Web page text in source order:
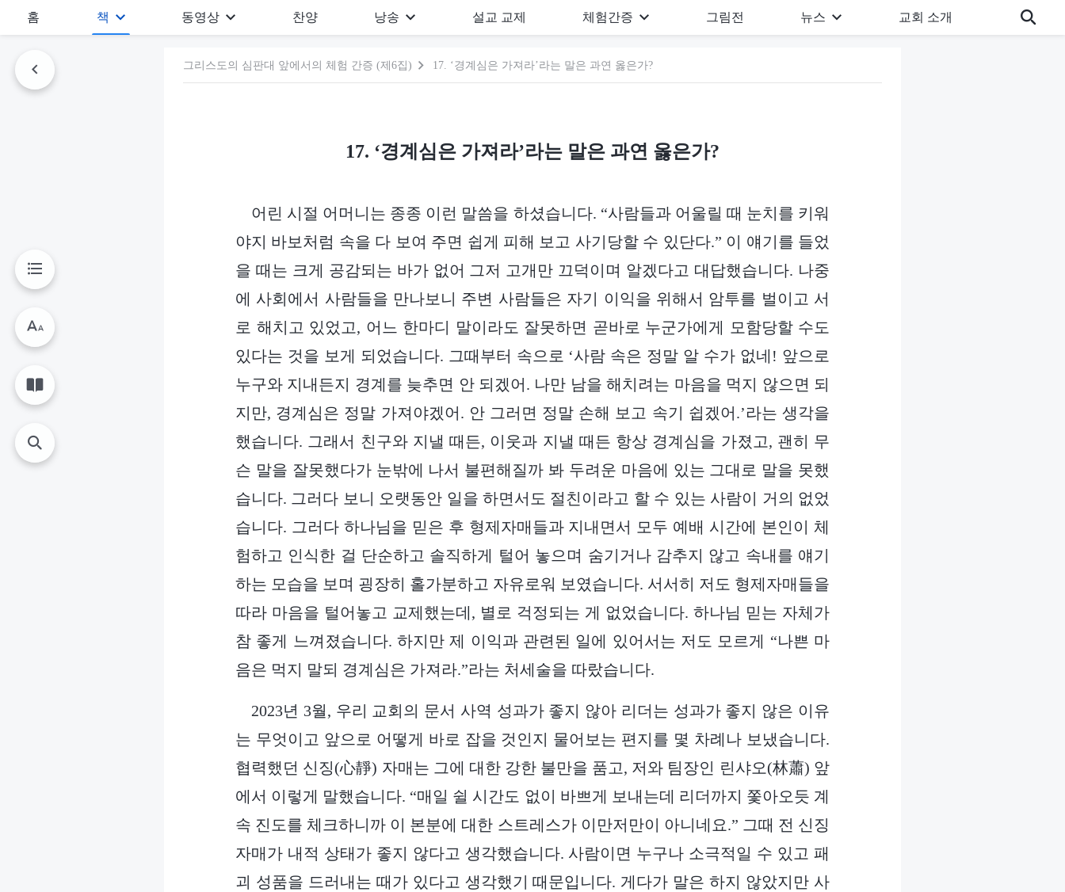
홈 책 동영상 찬양 낭송 설교 교제 체험간증 그림전 뉴스 교회 소개
그리스도의 심판대 앞에서의 체험 간증 (제6집) 17. ‘경계심은 가져라’라는 말은 과연 옳은가?
17. ‘경계심은 가져라’라는 말은 과연 옳은가?
어린 시절 어머니는 종종 이런 말씀을 하셨습니다. “사람들과 어울릴 때 눈치를 키워
야지 바보처럼 속을 다 보여 주면 쉽게 피해 보고 사기당할 수 있단다.” 이 얘기를 들었
을 때는 크게 공감되는 바가 없어 그저 고개만 끄덕이며 알겠다고 대답했습니다. 나중
에 사회에서 사람들을 만나보니 주변 사람들은 자기 이익을 위해서 암투를 벌이고 서
로 해치고 있었고, 어느 한마디 말이라도 잘못하면 곧바로 누군가에게 모함당할 수도
있다는 것을 보게 되었습니다. 그때부터 속으로 ‘사람 속은 정말 알 수가 없네! 앞으로
누구와 지내든지 경계를 늦추면 안 되겠어. 나만 남을 해치려는 마음을 먹지 않으면 되
지만, 경계심은 정말 가져야겠어. 안 그러면 정말 손해 보고 속기 쉽겠어.’라는 생각을
했습니다. 그래서 친구와 지낼 때든, 이웃과 지낼 때든 항상 경계심을 가졌고, 괜히 무
슨 말을 잘못했다가 눈밖에 나서 불편해질까 봐 두려운 마음에 있는 그대로 말을 못했
습니다. 그러다 보니 오랫동안 일을 하면서도 절친이라고 할 수 있는 사람이 거의 없었
습니다. 그러다 하나님을 믿은 후 형제자매들과 지내면서 모두 예배 시간에 본인이 체
험하고 인식한 걸 단순하고 솔직하게 털어 놓으며 숨기거나 감추지 않고 속내를 얘기
하는 모습을 보며 굉장히 홀가분하고 자유로워 보였습니다. 서서히 저도 형제자매들을
따라 마음을 털어놓고 교제했는데, 별로 걱정되는 게 없었습니다. 하나님 믿는 자체가
참 좋게 느껴졌습니다. 하지만 제 이익과 관련된 일에 있어서는 저도 모르게 “나쁜 마
음은 먹지 말되 경계심은 가져라.”라는 처세술을 따랐습니다.
2023년 3월, 우리 교회의 문서 사역 성과가 좋지 않아 리더는 성과가 좋지 않은 이유
는 무엇이고 앞으로 어떻게 바로 잡을 것인지 물어보는 편지를 몇 차례나 보냈습니다.
협력했던 신징(心靜) 자매는 그에 대한 강한 불만을 품고, 저와 팀장인 린샤오(林蕭) 앞
에서 이렇게 말했습니다. “매일 쉴 시간도 없이 바쁘게 보내는데 리더까지 쫓아오듯 계
속 진도를 체크하니까 이 본분에 대한 스트레스가 이만저만이 아니네요.” 그때 전 신징
자매가 내적 상태가 좋지 않다고 생각했습니다. 사람이면 누구나 소극적일 수 있고 패
괴 성품을 드러내는 때가 있다고 생각했기 때문입니다. 게다가 말은 하지 않았지만 사